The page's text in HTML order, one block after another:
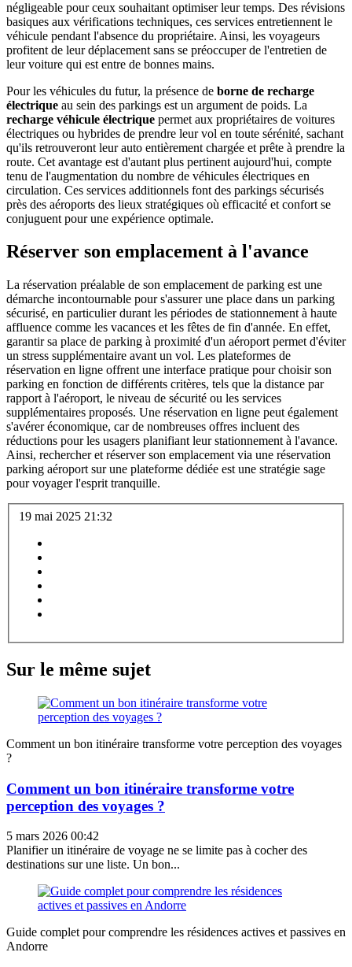
négligeable pour ceux souhaitant optimiser leur temps. Des révisions
basiques aux vérifications techniques, ces services entretiennent le
véhicule pendant l'absence du propriétaire. Ainsi, les voyageurs
profitent de leur déplacement sans se préoccuper de l'entretien de
leur voiture qui est entre de bonnes mains.
Pour les véhicules du futur, la présence de borne de recharge
électrique au sein des parkings est un argument de poids. La
recharge véhicule électrique permet aux propriétaires de voitures
électriques ou hybrides de prendre leur vol en toute sérénité, sachant
qu'ils retrouveront leur auto entièrement chargée et prête à prendre la
route. Cet avantage est d'autant plus pertinent aujourd'hui, compte
tenu de l'augmentation du nombre de véhicules électriques en
circulation. Ces services additionnels font des parkings sécurisés
près des aéroports des lieux stratégiques où efficacité et confort se
conjuguent pour une expérience optimale.
Réserver son emplacement à l'avance
La réservation préalable de son emplacement de parking est une
démarche incontournable pour s'assurer une place dans un parking
sécurisé, en particulier durant les périodes de stationnement à haute
affluence comme les vacances et les fêtes de fin d'année. En effet,
garantir sa place de parking à proximité d'un aéroport permet d'éviter
un stress supplémentaire avant un vol. Les plateformes de
réservation en ligne offrent une interface pratique pour choisir son
parking en fonction de différents critères, tels que la distance par
rapport à l'aéroport, le niveau de sécurité ou les services
supplémentaires proposés. Une réservation en ligne peut également
s'avérer économique, car de nombreuses offres incluent des
réductions pour les usagers planifiant leur stationnement à l'avance.
Ainsi, rechercher et réserver son emplacement via une réservation
parking aéroport sur une plateforme dédiée est une stratégie sage
pour voyager l'esprit tranquille.
19 mai 2025 21:32
Sur le même sujet
Comment un bon itinéraire transforme votre perception des voyages
?
Comment un bon itinéraire transforme votre
perception des voyages ?
5 mars 2026 00:42
Planifier un itinéraire de voyage ne se limite pas à cocher des
destinations sur une liste. Un bon...
Guide complet pour comprendre les résidences actives et passives en
Andorre